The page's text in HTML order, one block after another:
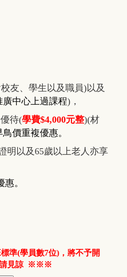
友、學生以及職員)以及
中心上過課程)，
待(學費$4,000元整)(材
鳥價重複優惠。
明以及65歲以上老人亦享
惠。
(學員數7位)，將不予開
見諒 ※※※